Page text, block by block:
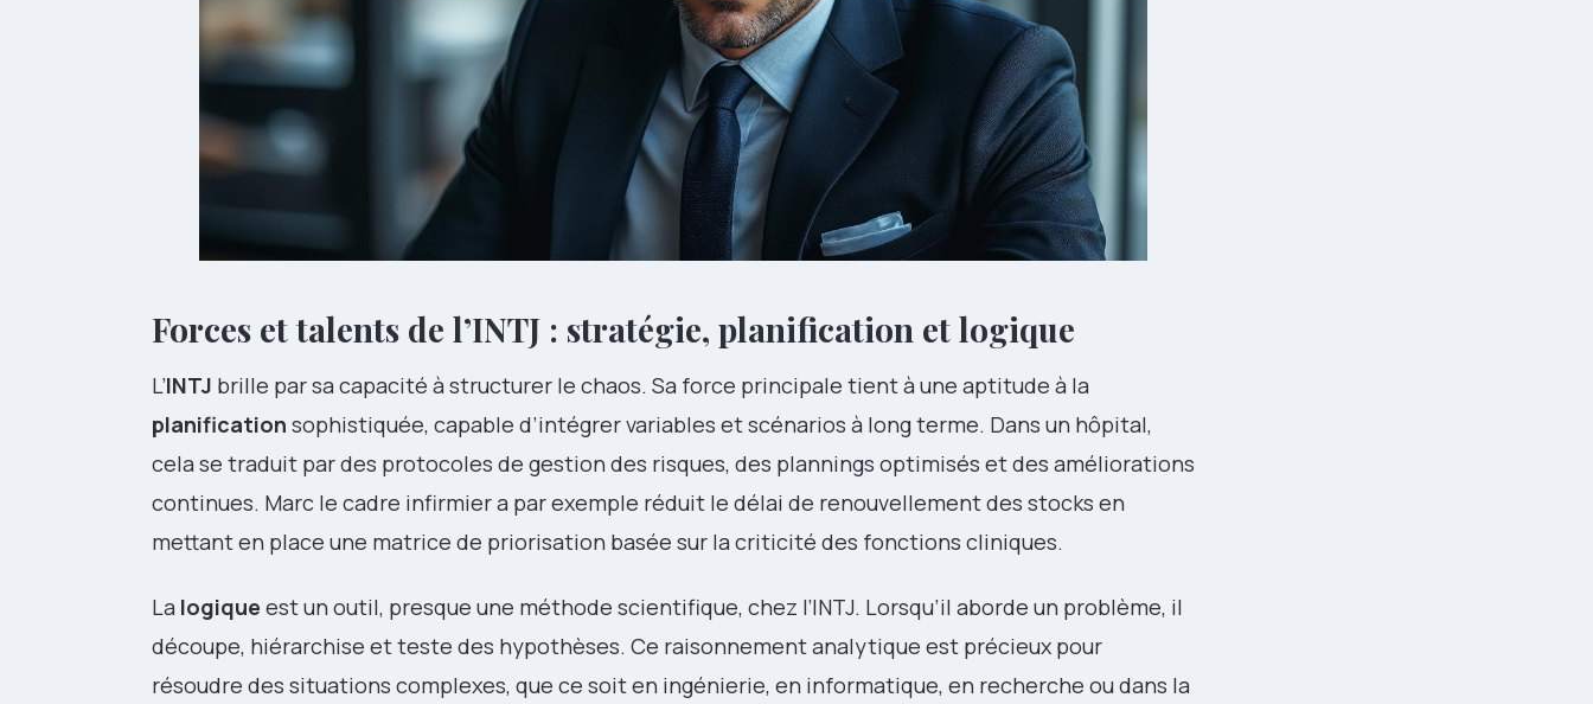
Forces et talents de l’INTJ : stratégie, planification et logique
L’INTJ brille par sa capacité à structurer le chaos. Sa force principale tient à une aptitude à la
planification sophistiquée, capable d’intégrer variables et scénarios à long terme. Dans un hôpital,
cela se traduit par des protocoles de gestion des risques, des plannings optimisés et des améliorations
continues. Marc le cadre infirmier a par exemple réduit le délai de renouvellement des stocks en
mettant en place une matrice de priorisation basée sur la criticité des fonctions cliniques.
La logique est un outil, presque une méthode scientifique, chez l’INTJ. Lorsqu’il aborde un problème, il
découpe, hiérarchise et teste des hypothèses. Ce raisonnement analytique est précieux pour
résoudre des situations complexes, que ce soit en ingénierie, en informatique, en recherche ou dans la